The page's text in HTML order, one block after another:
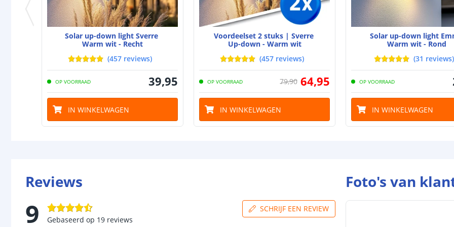
Batterij
Laadtijd
Brandduur
Solar paneel
De meest
Solar up-down light Sverre
Warm wit - Recht
(457 reviews)
OP VOORRAAD 39,95
IN WINKELWAGEN
Voordeelset 2 stuks | Sverre
Up-down - Warm wit
(457 reviews)
OP VOORRAAD 79,90 64,95
IN WINKELWAGEN
Solar up-down light
Warm wit - Rond
(31 reviews)
OP VOORRAAD
IN WINKELWAGEN
Reviews
9 Gebaseerd op 19 reviews
SCHRIJF EEN REVIEW
Foto's van